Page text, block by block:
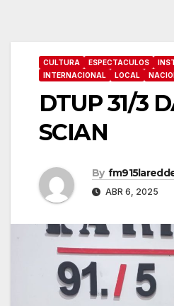
CULTURA ESPECTACULOS
INTERNACIONAL
LOCAL
DTUP 31/3
SCIAN
By
ABR 6, 2025